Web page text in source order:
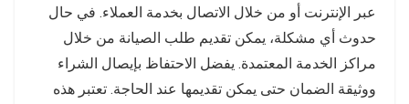
عبر الإنترنت أو من خلال الاتصال بخدمة العملاء. في حال
حدوث أي مشكلة، يمكن تقديم طلب الصيانة من خلال
مراكز الخدمة المعتمدة. يفضل الاحتفاظ بإيصال الشراء
ووثيقة الضمان حتى يمكن تقديمها عند الحاجة. تعتبر هذه